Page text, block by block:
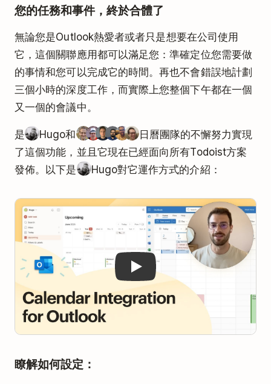
您的任務和事件，終於合體了
無論您是Outlook熱愛者或者只是想要在公司使用
它，這個關聯應用都可以滿足您：準確定位您需要做
的事情和您可以完成它的時間。再也不會錯誤地計劃
三個小時的深度工作，而實際上您整個下午都在一個
又一個的會議中。
是 Hugo和
日曆團隊的不懈努力實現
了這個功能，並且它現在已經面向所有Todoist方案
發佈。以下是
Hugo對它運作方式的介紹：
Play
瞭解如何設定：